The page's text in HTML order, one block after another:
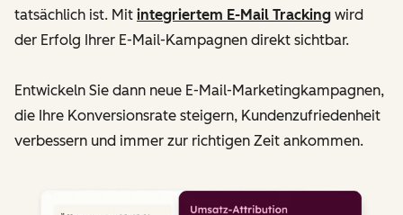
tatsächlich ist. Mit integriertem E-Mail Tracking wird
der Erfolg Ihrer E-Mail-Kampagnen direkt sichtbar.
Entwickeln Sie dann neue E-Mail-Marketingkampagnen,
die Ihre Konversionsrate steigern, Kundenzufriedenheit
verbessern und immer zur richtigen Zeit ankommen.